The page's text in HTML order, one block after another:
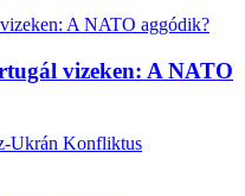
vizeken: A NATO